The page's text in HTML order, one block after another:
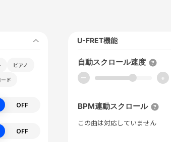
ピアノ
ド
OFF
OFF
U-FRET機能
自動スクロール速度
ー +
BPM連動スクロール
この曲は対応していません